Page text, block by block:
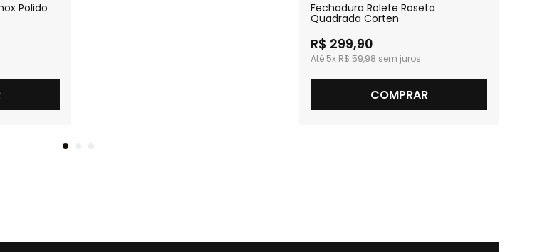
Polido Fechadura Rolete Roseta
Quadrada Corten
R$ 299,90
5x R$ 59,98
COMPRAR